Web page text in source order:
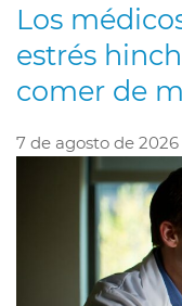
Los
estrés
comer de
7 de agosto de 2026